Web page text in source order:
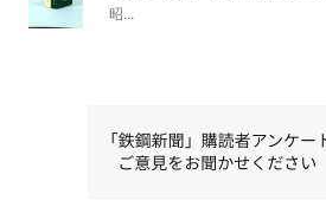
昭...